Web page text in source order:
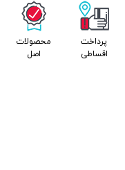
پرداخت
اقساطی
محصولات
اصل